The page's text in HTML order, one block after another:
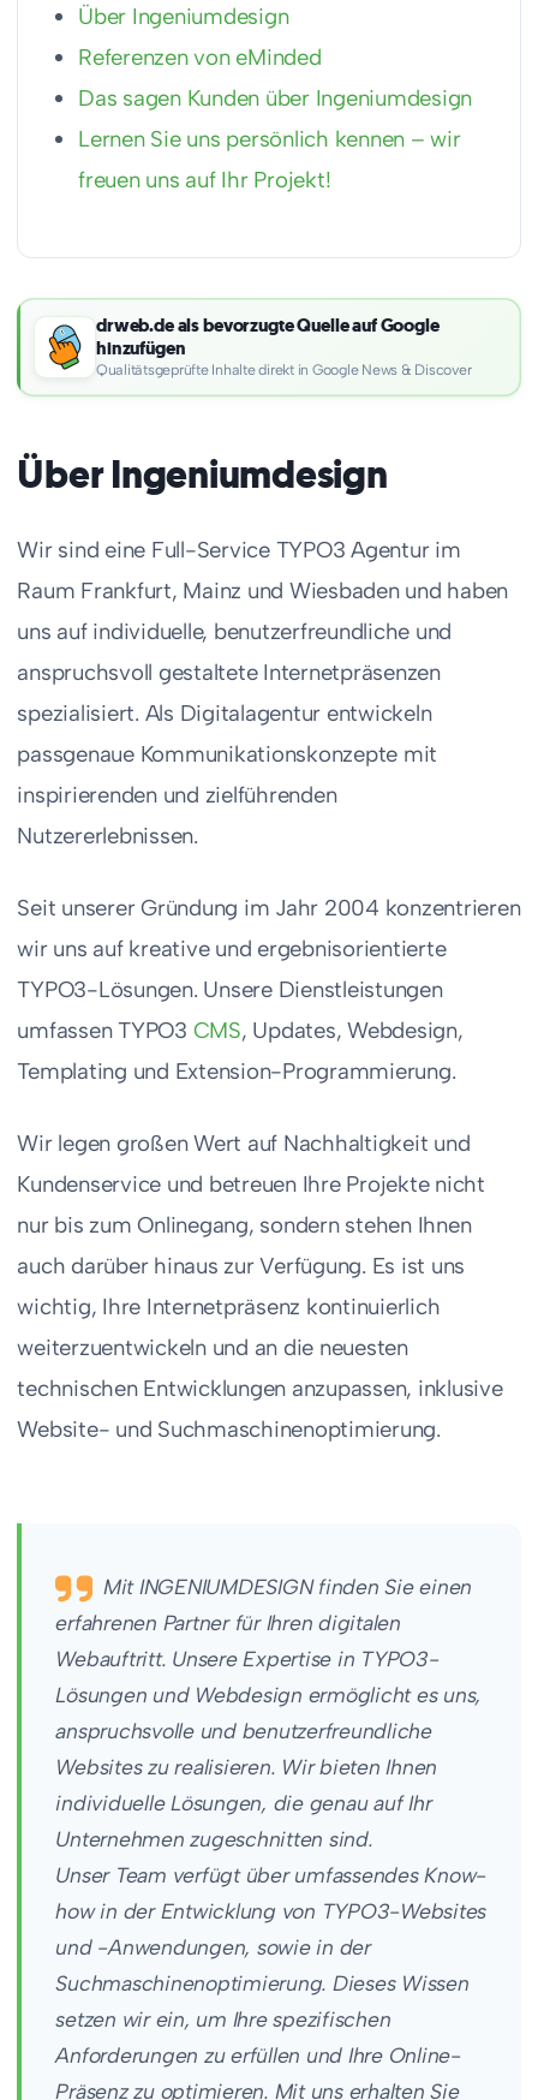
Über Ingeniumdesign
Referenzen von eMinded
Das sagen Kunden über Ingeniumdesign
Lernen Sie uns persönlich kennen – wir
freuen uns auf Ihr Projekt!
drweb.de als bevorzugte Quelle auf Google
hinzufügen
Qualitätsgeprüfte Inhalte direkt in Google News & Discover
Über Ingeniumdesign
Wir sind eine Full-Service TYPO3 Agentur im
Raum Frankfurt, Mainz und Wiesbaden und haben
uns auf individuelle, benutzerfreundliche und
anspruchsvoll gestaltete Internetpräsenzen
spezialisiert. Als Digitalagentur entwickeln
passgenaue Kommunikationskonzepte mit
inspirierenden und zielführenden
Nutzererlebnissen.
Seit unserer Gründung im Jahr 2004 konzentrieren
wir uns auf kreative und ergebnisorientierte
TYPO3-Lösungen. Unsere Dienstleistungen
umfassen TYPO3 CMS, Updates, Webdesign,
Templating und Extension-Programmierung.
Wir legen großen Wert auf Nachhaltigkeit und
Kundenservice und betreuen Ihre Projekte nicht
nur bis zum Onlinegang, sondern stehen Ihnen
auch darüber hinaus zur Verfügung. Es ist uns
wichtig, Ihre Internetpräsenz kontinuierlich
weiterzuentwickeln und an die neuesten
technischen Entwicklungen anzupassen, inklusive
Website- und Suchmaschinenoptimierung.
Mit INGENIUMDESIGN finden Sie einen
erfahrenen Partner für Ihren digitalen
Webauftritt. Unsere Expertise in TYPO3-
Lösungen und Webdesign ermöglicht es uns,
anspruchsvolle und benutzerfreundliche
Websites zu realisieren. Wir bieten Ihnen
individuelle Lösungen, die genau auf Ihr
Unternehmen zugeschnitten sind.
Unser Team verfügt über umfassendes Know-
how in der Entwicklung von TYPO3-Websites
und -Anwendungen, sowie in der
Suchmaschinenoptimierung. Dieses Wissen
setzen wir ein, um Ihre spezifischen
Anforderungen zu erfüllen und Ihre Online-
Präsenz zu optimieren. Mit uns erhalten Sie